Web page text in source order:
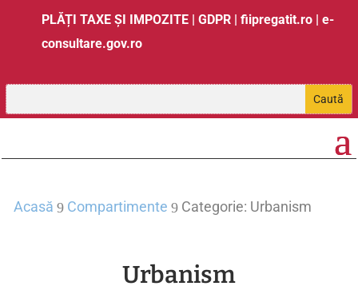
PLĂȚI TAXE ȘI IMPOZITE |GDPR |fiipregatit.ro |e-
consultare.gov.ro
Acasă 9 Compartimente 9 Categorie: Urbanism
Urbanism